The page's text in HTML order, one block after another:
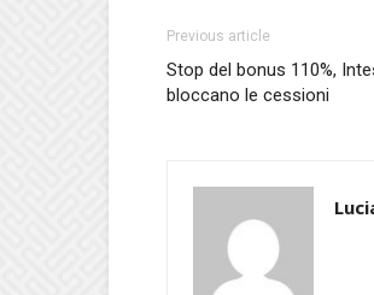
Previous article
Stop del bonus 110%,
bloccano le cessioni